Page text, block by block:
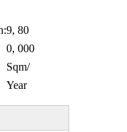
9, 80
0, 000
Sqm/
Year